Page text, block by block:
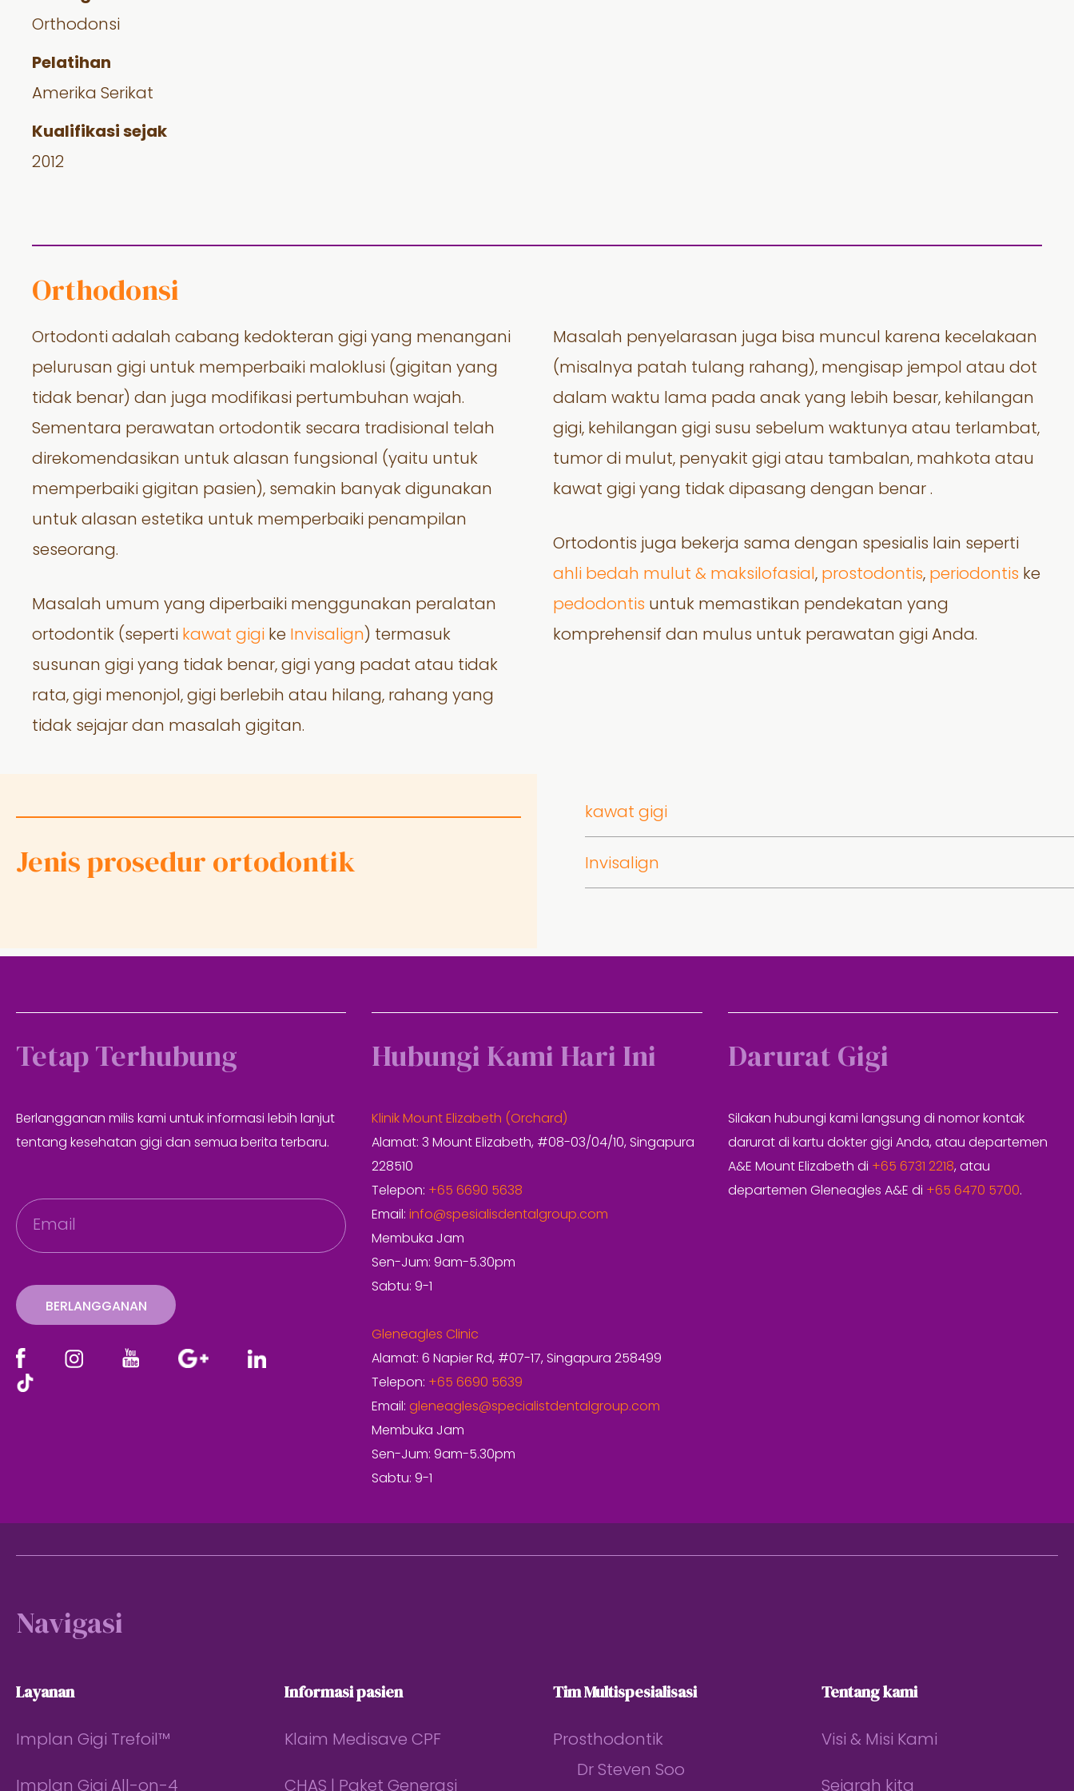
Orthodonsi
Pelatihan
Amerika Serikat
Kualifikasi sejak
2012
Orthodonsi
Ortodonti adalah cabang kedokteran gigi yang menangani
pelurusan gigi untuk memperbaiki maloklusi (gigitan yang
tidak benar) dan juga modifikasi pertumbuhan wajah.
Sementara perawatan ortodontik secara tradisional telah
direkomendasikan untuk alasan fungsional (yaitu untuk
memperbaiki gigitan pasien), semakin banyak digunakan
untuk alasan estetika untuk memperbaiki penampilan
seseorang.
Masalah umum yang diperbaiki menggunakan peralatan
ortodontik (seperti kawat gigi ke Invisalign ) termasuk
susunan gigi yang tidak benar, gigi yang padat atau tidak
rata, gigi menonjol, gigi berlebih atau hilang, rahang yang
tidak sejajar dan masalah gigitan.
Masalah penyelarasan juga bisa muncul karena kecelakaan
(misalnya patah tulang rahang), mengisap jempol atau dot
dalam waktu lama pada anak yang lebih besar, kehilangan
gigi, kehilangan gigi susu sebelum waktunya atau terlambat,
tumor di mulut, penyakit gigi atau tambalan, mahkota atau
kawat gigi yang tidak dipasang dengan benar .
Ortodontis juga bekerja sama dengan spesialis lain seperti
ahli bedah mulut & maksilofasial , prostodontis, periodontis ke
pedodontis untuk memastikan pendekatan yang
komprehensif dan mulus untuk perawatan gigi Anda.
Jenis prosedur ortodontik
kawat gigi
Invisalign
Tetap Terhubung
Berlangganan milis kami untuk informasi lebih lanjut
tentang kesehatan gigi dan semua berita terbaru.
m
a
BERLANGGANAN
Hubungi Kami Hari Ini
Klinik Mount Elizabeth (Orchard)
Alamat: 3 Mount Elizabeth, #08-03/04/10, Singapura
228510
Telepon: +65 6690 5638
Email: info@spesialisdentalgroup.com
Membuka Jam
Sen-Jum: 9am-5.30pm
Sabtu: 9-1
Gleneagles Clinic
Alamat: 6 Napier Rd, #07-17, Singapura 258499
Telepon: +65 6690 5639
Email: gleneagles@specialistdentalgroup.com
Membuka Jam
Sen-Jum: 9am-5.30pm
Sabtu: 9-1
Darurat Gigi
Silakan hubungi kami langsung di nomor kontak
darurat di kartu dokter gigi Anda, atau departemen
A&E Mount Elizabeth di +65 6731 2218, atau
departemen Gleneagles A&E di +65 6470 5700.
Navigasi
Layanan
Implan Gigi Trefoil™
Implan Gigi All-on-4
Informasi pasien
Klaim Medisave CPF
CHAS | Paket Generasi
Tim Multispesialisasi
Prosthodontik
Dr Steven Soo
Tentang kami
Visi & Misi Kami
Sejarah kita